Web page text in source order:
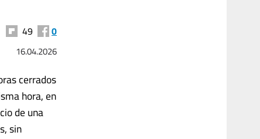
49 0
16.04.2026
cerrados
hora, en
de una
sin